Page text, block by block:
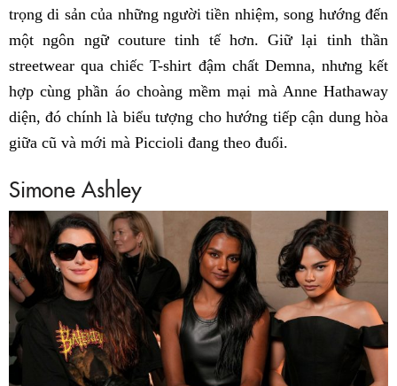
trọng di sản của những người tiền nhiệm, song hướng đến
một ngôn ngữ couture tinh tế hơn. Giữ lại tinh thần
streetwear qua chiếc T-shirt đậm chất Demna, nhưng kết
hợp cùng phần áo choàng mềm mại mà Anne Hathaway
diện, đó chính là biểu tượng cho hướng tiếp cận dung hòa
giữa cũ và mới mà Piccioli đang theo đuổi.
Simone Ashley